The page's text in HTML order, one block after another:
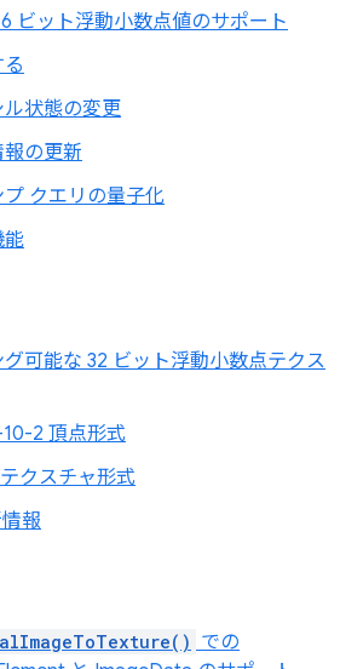
ビット浮動小数点値のサポート
状態の変更
の更新
クエリの量子化
能
可能な 32 ビット浮動小数点テクス
2 頂点形式
クスチャ形式
報
での